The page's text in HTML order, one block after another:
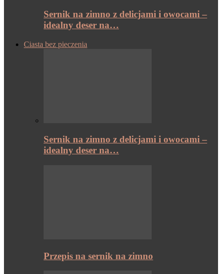
Sernik na zimno z delicjami i owocami –
idealny deser na…
Ciasta bez pieczenia
Sernik na zimno z delicjami i owocami –
idealny deser na…
Przepis na sernik na zimno